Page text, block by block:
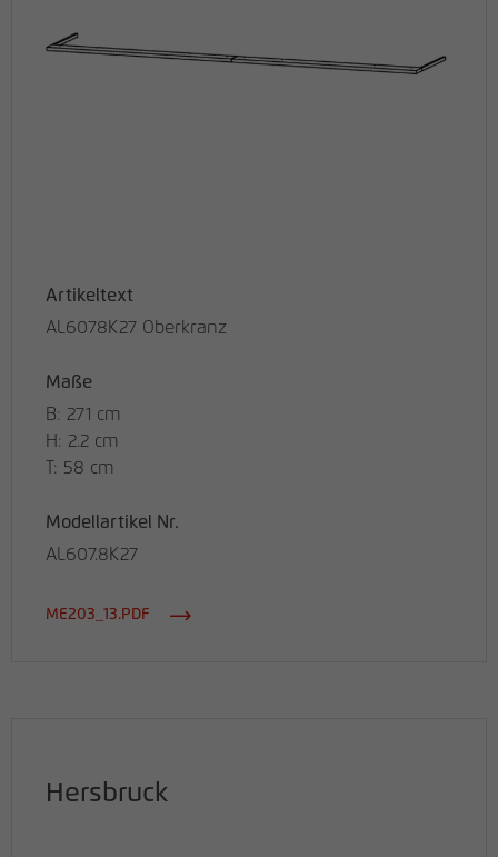
Artikeltext
AL6078K27 Oberkranz
Maße
B: 271 cm
H: 2.2 cm
T: 58 cm
Modellartikel Nr.
AL607.8K27
ME203_13.PDF
Hersbruck